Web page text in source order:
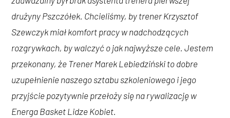
drużyny Pszczółek. Chcieliśmy, by trener Krzysztof
Szewczyk miał komfort pracy w nadchodzących
rozgrywkach, by walczyć o jak najwyższe cele. Jestem
przekonany, że Trener Marek Lebiedziński to dobre
uzupełnienie naszego sztabu szkoleniowego i jego
przyjście pozytywnie przełoży się na rywalizację w
Energa Basket Lidze Kobiet.